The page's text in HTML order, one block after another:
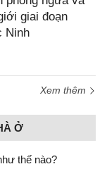
giai đoạn
Ninh
Xem thêm
Ở
thế nào?